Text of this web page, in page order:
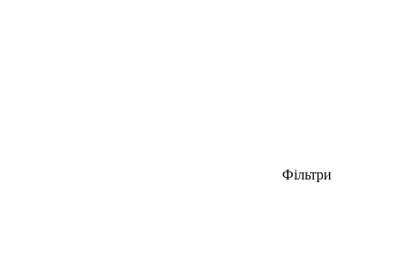
Фільтри